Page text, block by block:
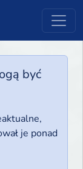
być
je ponad